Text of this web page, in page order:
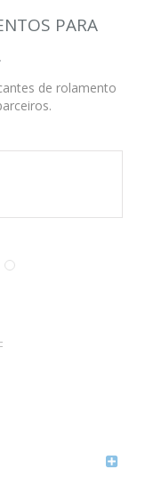
PARA
de rolamento